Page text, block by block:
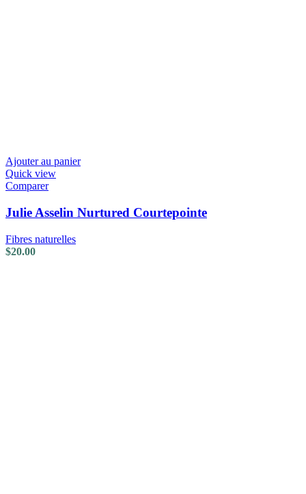
Ajouter au panier
Quick view
Comparer
Julie Asselin Nurtured Courtepointe
Fibres naturelles
$20.00